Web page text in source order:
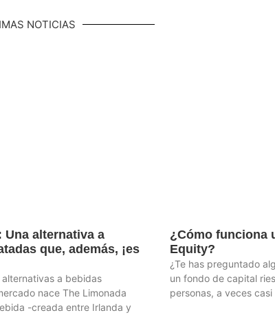
NOTICIAS
Una alternativa a
que, además, ¡es
a bebidas
nace The Limonada
-creada entre Irlanda y
¿Cómo funciona
Equity?
¿Te has preguntado
un fondo de capital
personas, a veces